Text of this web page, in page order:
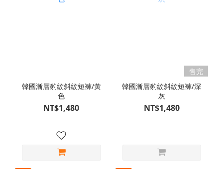
韓國漸層豹紋斜紋短褲/黃
色
NT$1,480
售完
韓國漸層豹紋斜紋短褲/深
灰
NT$1,480